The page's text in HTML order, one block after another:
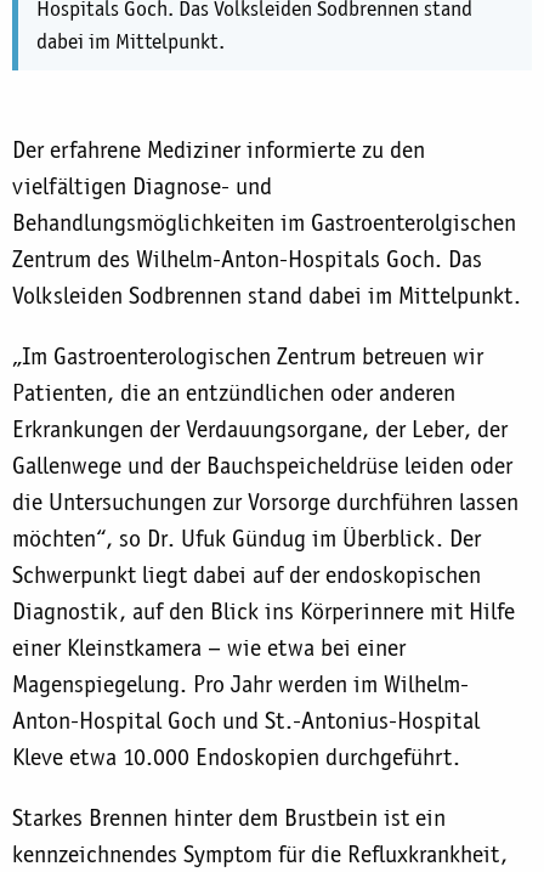
Hospitals Goch. Das Volksleiden Sodbrennen stand
dabei im Mittelpunkt.
Der erfahrene Mediziner informierte zu den
vielfältigen Diagnose- und
Behandlungsmöglichkeiten im Gastroenterolgischen
Zentrum des Wilhelm-Anton-Hospitals Goch. Das
Volksleiden Sodbrennen stand dabei im Mittelpunkt.
„Im Gastroenterologischen Zentrum betreuen wir
Patienten, die an entzündlichen oder anderen
Erkrankungen der Verdauungsorgane, der Leber, der
Gallenwege und der Bauchspeicheldrüse leiden oder
die Untersuchungen zur Vorsorge durchführen lassen
möchten“, so Dr. Ufuk Gündug im Überblick. Der
Schwerpunkt liegt dabei auf der endoskopischen
Diagnostik, auf den Blick ins Körperinnere mit Hilfe
einer Kleinstkamera – wie etwa bei einer
Magenspiegelung. Pro Jahr werden im Wilhelm-
Anton-Hospital Goch und St.-Antonius-Hospital
Kleve etwa 10.000 Endoskopien durchgeführt.
Starkes Brennen hinter dem Brustbein ist ein
kennzeichnendes Symptom für die Refluxkrankheit,